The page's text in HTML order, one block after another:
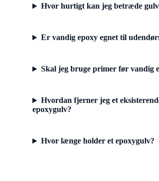
Hvor hurtigt kan jeg betræde
Er vandig epoxy egnet til
Skal jeg bruge primer før vandig
Hvordan fjerner jeg et
epoxygulv?
Hvor længe holder et epoxygulv?